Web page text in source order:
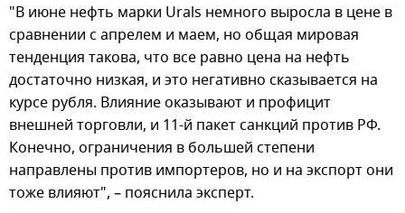
"В июне нефть марки Urals немного выросла в цене в
сравнении с апрелем и маем, но общая мировая
тенденция такова, что все равно цена на нефть
достаточно низкая, и это негативно сказывается на
курсе рубля. Влияние оказывают и профицит
внешней торговли, и 11-й пакет санкций против РФ.
Конечно, ограничения в большей степени
направлены против импортеров, но и на экспорт они
тоже влияют", – пояснила эксперт.